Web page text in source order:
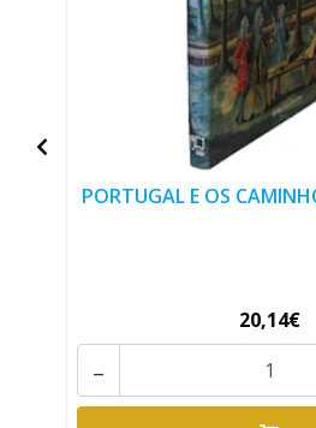
PORTUGAL E OS
20,14€
-